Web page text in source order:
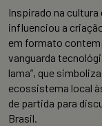
Inspirado na cultura
influenciou a
em formato
vanguarda
lama”, que
ecossistema local
de partida para
Brasil.